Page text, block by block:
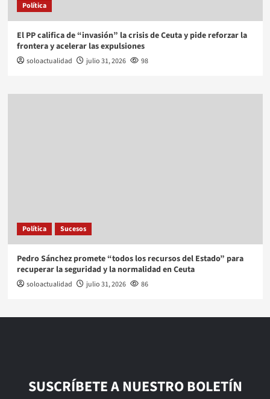
Política
El PP califica de “invasión” la crisis de Ceuta y pide reforzar la
frontera y acelerar las expulsiones
soloactualidad julio 31, 2026 98
Política Sucesos
Pedro Sánchez promete “todos los recursos del Estado” para
recuperar la seguridad y la normalidad en Ceuta
soloactualidad julio 31, 2026 86
SUSCRÍBETE A NUESTRO BOLETÍN